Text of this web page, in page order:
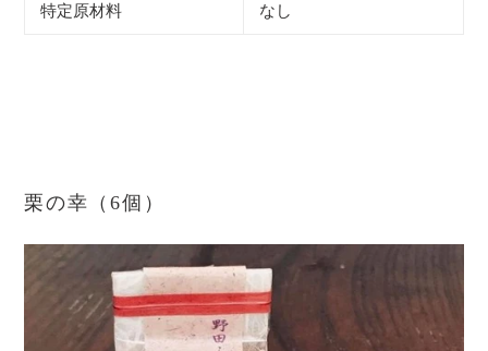
特定原材料 なし
栗の幸（6個）